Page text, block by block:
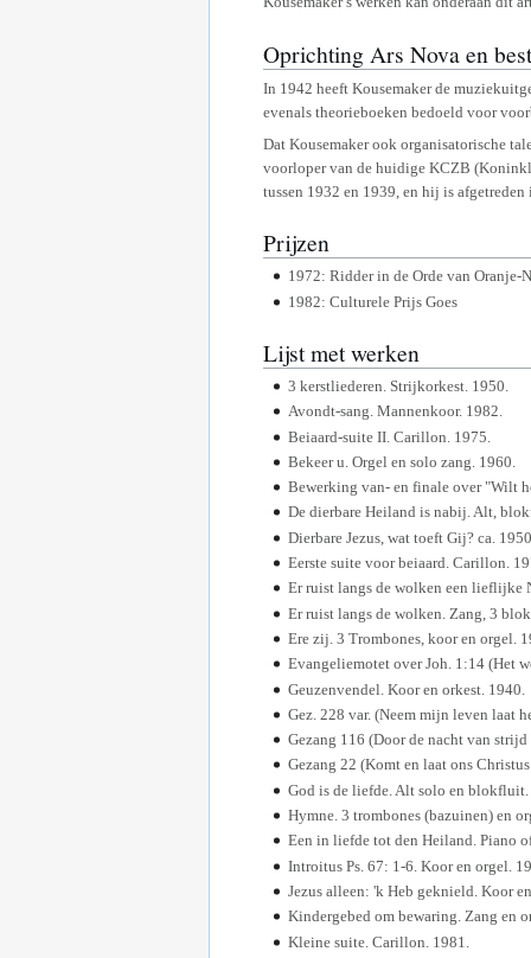
Oprichting Ars Nova en
In 1942 heeft Kousemaker de
evenals theorieboeken bedoeld voor
Dat Kousemaker ook organisatorische
voorloper van de huidige KCZB
tussen 1932 en 1939, en hij is
Prijzen
1972: Ridder in de Orde van Oranje-
1982: Culturele Prijs Goes
Lijst met werken
3 kerstliederen. Strijkorkest. 1950.
Avondt-sang. Mannenkoor. 1982.
Beiaard-suite II. Carillon. 1975.
Bekeer u. Orgel en solo zang. 1960.
Bewerking van- en finale over "Wilt
De dierbare Heiland is nabij. Alt,
Dierbare Jezus, wat toeft Gij? ca.
Eerste suite voor beiaard. Carillon.
Er ruist langs de wolken een lieflijke
Er ruist langs de wolken. Zang, 3
Ere zij. 3 Trombones, koor en orgel.
Evangeliemotet over Joh. 1:14 (Het
Geuzenvendel. Koor en orkest. 1940.
Gez. 228 var. (Neem mijn leven laat
Gezang 116 (Door de nacht van
Gezang 22 (Komt en laat ons
God is de liefde. Alt solo en blokfluit.
Hymne. 3 trombones (bazuinen) en
Een in liefde tot den Heiland. Piano
Introitus Ps. 67: 1-6. Koor en orgel.
Jezus alleen: 'k Heb geknield. Koor
Kindergebed om bewaring. Zang en
Kleine suite. Carillon. 1981.